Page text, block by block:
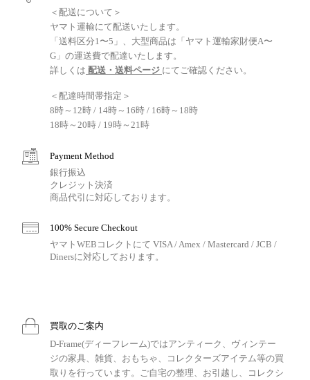
＜配送について＞
ヤマト運輸にて配送いたします。
「送料区分1〜5」、大型商品は「ヤマト運輸家財便A〜
G」の運送費で配達いたします。
詳しくは 配送・送料ページ にてご確認ください。
＜配達時間帯指定＞
8時～12時 / 14時～16時 / 16時～18時
18時～20時 / 19時～21時
Payment Method
銀行振込
クレジット決済
商品代引に対応しております。
100% Secure Checkout
ヤマトWEBコレクトにて VISA / Amex / Mastercard / JCB /
Dinersに対応しております。
買取のご案内
D-Frame(ディーフレーム)ではアンティーク、ヴィンテー
ジの家具、雑貨、おもちゃ、コレクターズアイテム等の買
取りを行っています。ご自宅の整理、お引越し、コレクシ